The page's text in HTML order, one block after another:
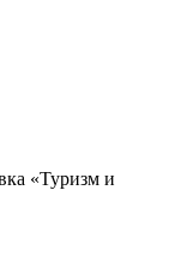
«Туризм и